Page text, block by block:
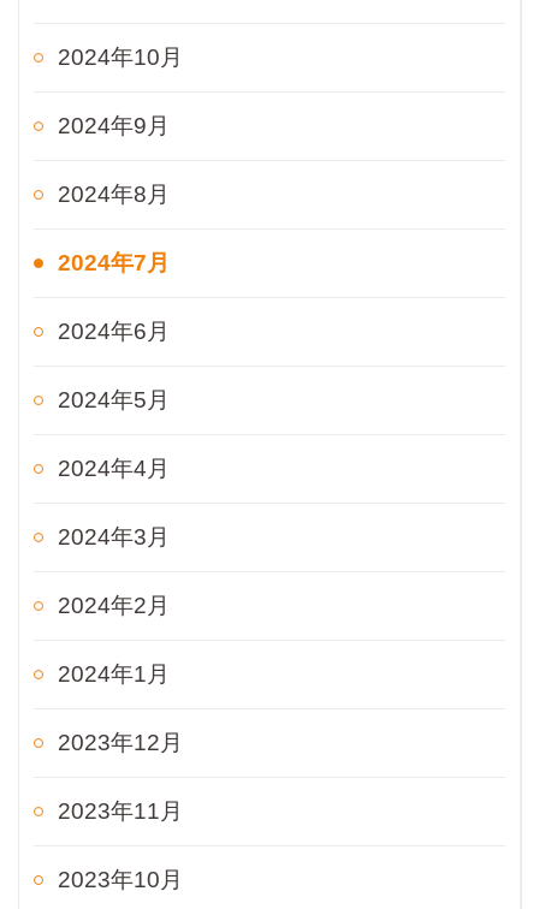
2024年10月
2024年9月
2024年8月
2024年7月
2024年6月
2024年5月
2024年4月
2024年3月
2024年2月
2024年1月
2023年12月
2023年11月
2023年10月